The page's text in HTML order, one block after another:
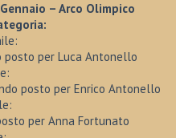
– Arco Olimpico
posto per Luca Antonello
posto per Enrico Antonello
per Anna Fortunato